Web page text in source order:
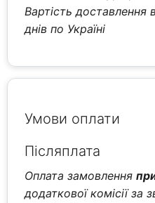
Вартість доставлення
днів по Україні
Умови оплати
Післяплата
Оплата замовлення
додаткової комісії за